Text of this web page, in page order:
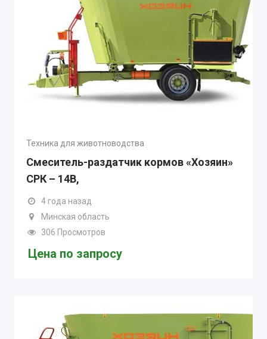
Техника для животноводства
Смеситель-раздатчик кормов «Хозяин»
СРК – 14В,
4 года назад
Минская область
306 Просмотров
Цена по запросу